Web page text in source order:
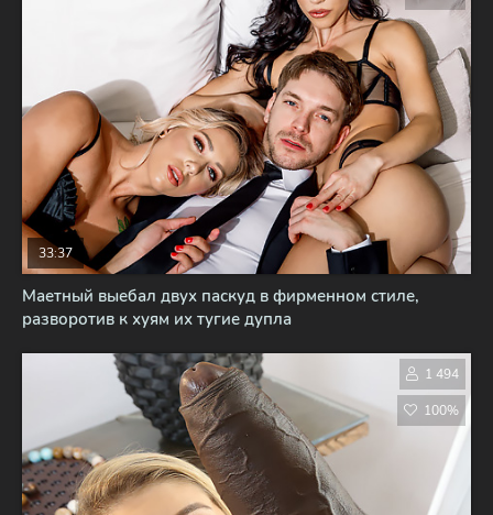
Маетный выебал двух паскуд в фирменном стиле,
разворотив к хуям их тугие дупла
33:37
1 494
100%